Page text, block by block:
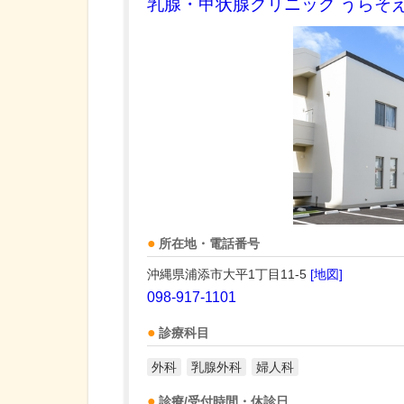
乳腺・甲状腺クリニック うらそ
所在地・電話番号
沖縄県浦添市大平1丁目11-5 [地図]
098-917-1101
診療科目
外科 乳腺外科 婦人科